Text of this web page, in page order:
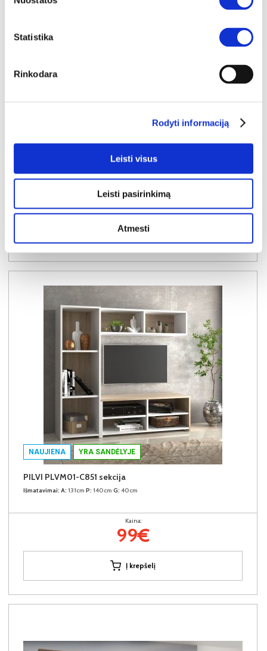
Statistika
Rinkodara
Rodyti informaciją
Leisti visus
Leisti pasirinkimą
Atmesti
499€
Į krepšelį
NAUJIENA YRA SANDĖLYJE
PILVI PLVM01-C851 sekcija
Išmatavimai: A: 131cm P: 140cm G: 40cm
Kaina:
99€
Į krepšelį